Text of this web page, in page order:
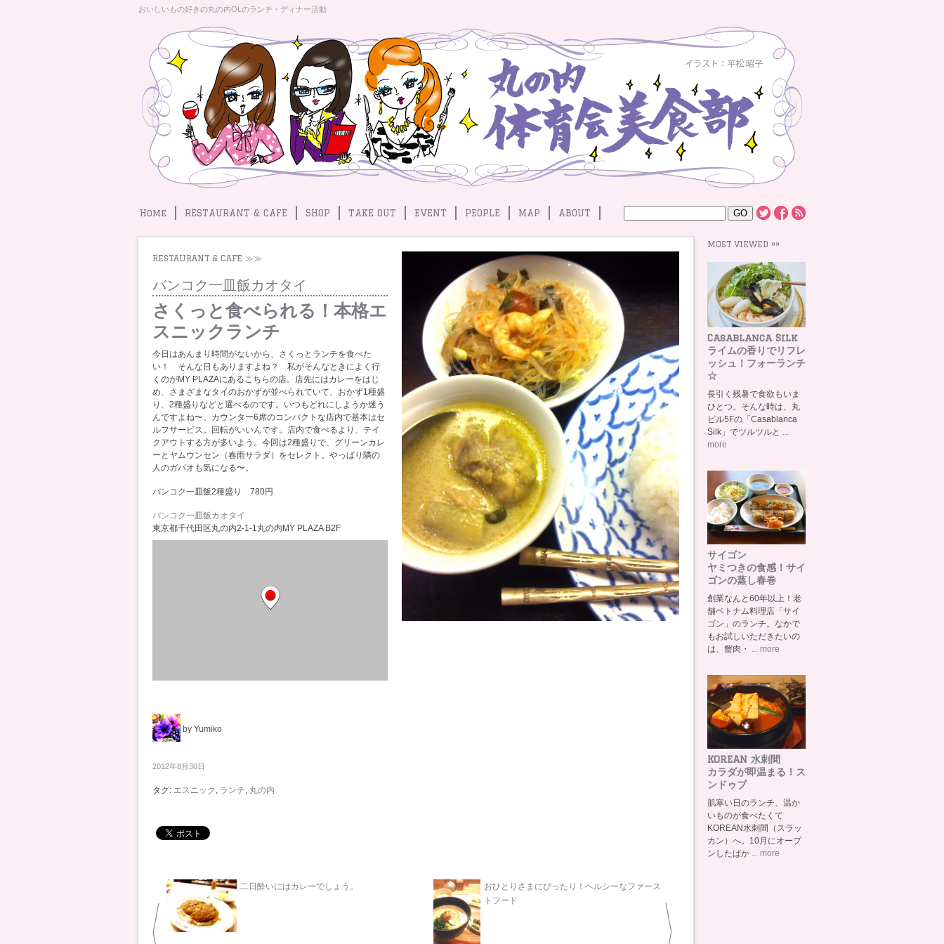
おいしいもの好きの丸の内OLのランチ・ディナー活動
Home RESTAURANT & CAFE SHOP TAKE OUT EVENT PEOPLE MAP ABOUT
RESTAURANT & CAFE ≫≫
バンコク一皿飯カオタイ
さくっと食べられる！本格エ
スニックランチ
今日はあんまり時間がないから、さくっとランチを食べた
い！ そんな日もありますよね？ 私がそんなときによく行
くのがMY PLAZAにあるこちらの店。店先にはカレーをはじ
め、さまざまなタイのおかずが並べられていて、おかず1種盛
り、2種盛りなどと選べるのです。いつもどれにしようか迷う
んですよね〜。カウンター6席のコンパクトな店内で基本はセ
ルフサービス。回転がいいんです。店内で食べるより、テイ
クアウトする方が多いよう。今回は2種盛りで、グリーンカレ
ーとヤムウンセン（春雨サラダ）をセレクト。やっぱり隣の
人のガパオも気になる〜。
バンコク一皿飯2種盛り 780円
バンコク一皿飯カオタイ
東京都千代田区丸の内2-1-1丸の内MY PLAZA B2F
by Yumiko
2012年8月30日
タグ: エスニック , ランチ, 丸の内
二日酔いにはカレーでしょう。
おひとりさまにぴったり！ヘルシーなファース
トフード
MOST VIEWED »»
Casablanca Silk
ライムの香りでリフレ
ッシュ！フォーランチ
☆
長引く残暑で食欲もいま
ひとつ。そんな時は、丸
ビル5Fの「Casablanca
Silk」でツルツルと ...
more
サイゴン
ヤミつきの食感！サイ
ゴンの蒸し春巻
創業なんと60年以上！老
舗ベトナム料理店「サイ
ゴン」のランチ。なかで
もお試しいただきたいの
は、蟹肉・
... more
KOREAN 水刺間
カラダが即温まる！ス
ンドゥブ
肌寒い日のランチ、温か
いものが食べたくて
KOREAN水刺間（スラッ
カン）へ。10月にオープ
ンしたばか ... more